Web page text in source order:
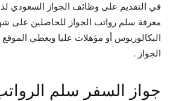
في التقديم على وظائف الجواز السعودي
معرفة سلم رواتب الجواز للحاصلين على
البكالوريوس أو مؤهلات عليا ويعطي
الجواز .
جواز السفر سلم الرواتب